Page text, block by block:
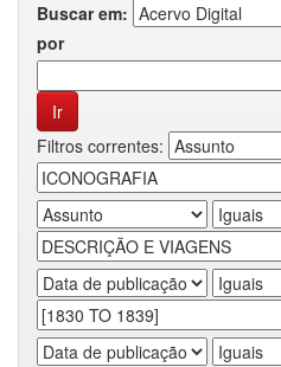
Buscar em:
por
Filtros correntes: